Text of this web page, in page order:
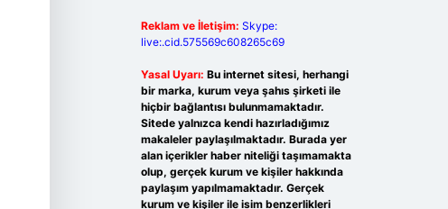
Reklam ve İletişim: Skype:
live:.cid.575569c608265c69
Yasal Uyarı: Bu internet sitesi, herhangi
bir marka, kurum veya şahıs şirketi ile
hiçbir bağlantısı bulunmamaktadır.
Sitede yalnızca kendi hazırladığımız
makaleler paylaşılmaktadır. Burada yer
alan içerikler haber niteliği taşımamakta
olup, gerçek kurum ve kişiler hakkında
paylaşım yapılmamaktadır. Gerçek
kurum ve kişiler ile isim benzerlikleri